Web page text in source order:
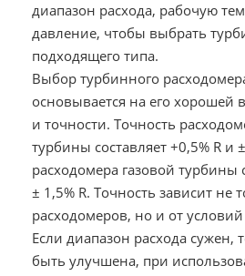
диапазон расхода, рабочую
давление, чтобы выбрать
подходящего типа.
Выбор турбинного
основывается на его хорошей
и точности. Точность
турбины составляет +0,5% R и
расходомера газовой турбины
± 1,5% R. Точность зависит не
расходомеров, но и от
Если диапазон расхода сужен,
быть улучшена, при